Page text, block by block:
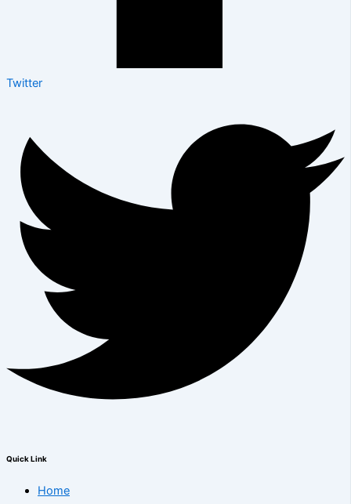
Twitter
Quick Link
Home